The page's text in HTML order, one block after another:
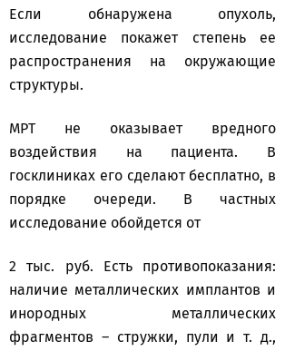
Если обнаружена опухоль,
исследование покажет степень ее
распространения на окружающие
структуры.
МРТ не оказывает вредного
воздействия на пациента. В
госклиниках его сделают бесплатно, в
порядке очереди. В частных
исследование обойдется от
2 тыс. руб. Есть противопоказания:
наличие металлических имплантов и
инородных металлических
фрагментов – стружки, пули и т. д.,